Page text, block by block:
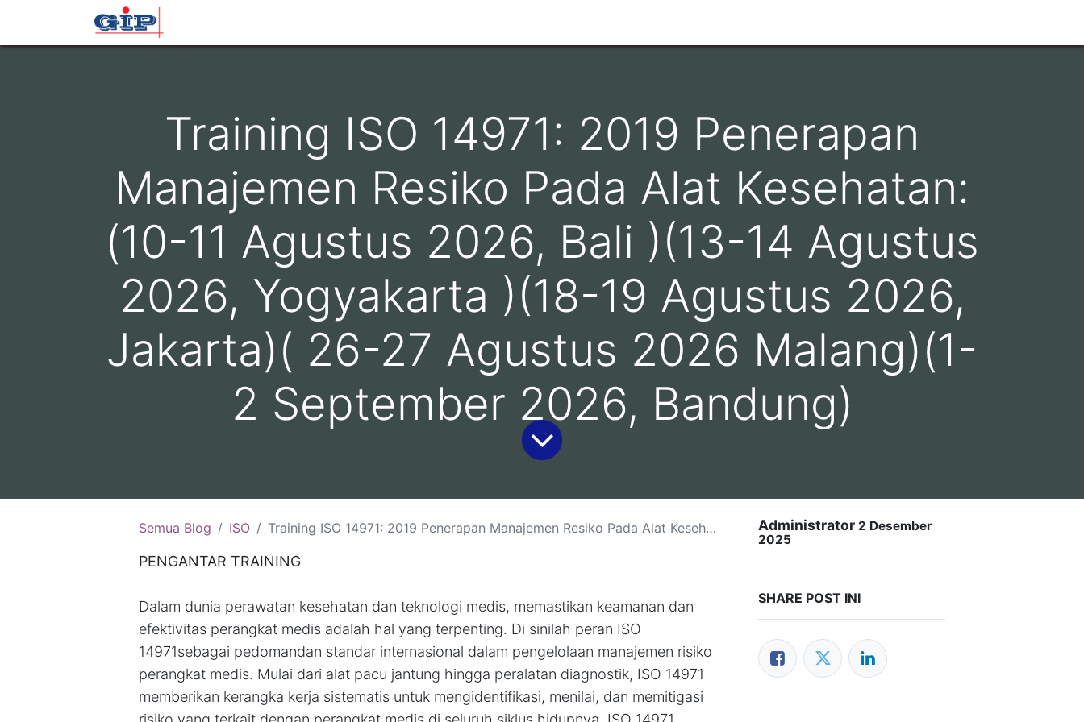
Training ISO 14971: 2019 Penerapan
Manajemen Resiko Pada Alat Kesehatan:
(10-11 Agustus 2026, Bali )(13-14 Agustus
2026, Yogyakarta )(18-19 Agustus 2026,
Jakarta)( 26-27 Agustus 2026 Malang)(1-
2 September 2026, Bandung)
Semua Blog ISO Training ISO 14971: 2019 Penerapan Manajemen Resiko Pada Alat Kesehatan:(10-11 Agustus 2026, Bali )(13-14 Agustus 2026, Yogyakarta )(18-19 Agustus 2026, Jakarta)( 26-27 Agustus 2026 Malang)(1-2 September 2026, Bandung)
PENGANTAR TRAINING
Dalam dunia perawatan kesehatan dan teknologi medis, memastikan keamanan dan
efektivitas perangkat medis adalah hal yang terpenting. Di sinilah peran ISO
14971sebagai pedomandan standar internasional dalam pengelolaan manajemen risiko
perangkat medis. Mulai dari alat pacu jantung hingga peralatan diagnostik, ISO 14971
memberikan kerangka kerja sistematis untuk mengidentifikasi, menilai, dan memitigasi
Administrator 2 Desember
2025
SHARE POST INI